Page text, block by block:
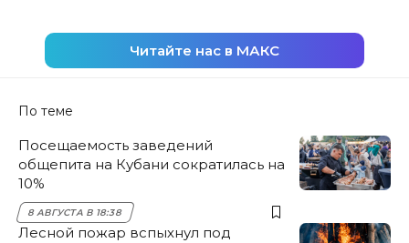
Читайте нас в МАКС
По теме
Посещаемость заведений
общепита на Кубани сократилась на
10%
8 АВГУСТА В 18:38
Лесной пожар вспыхнул под